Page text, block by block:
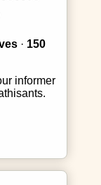
· 150